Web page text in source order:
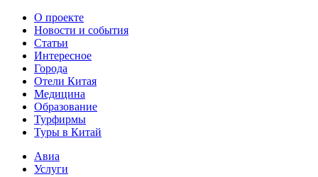
О проекте
Новости и события
Статьи
Интересное
Города
Отели Китая
Медицина
Образование
Турфирмы
Туры в Китай
Авиа
Услуги